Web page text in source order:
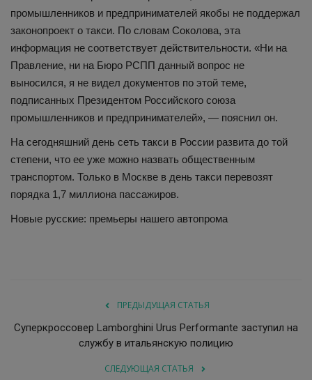
промышленников и предпринимателей якобы не поддержал
законопроект о такси. По словам Соколова, эта
информация не соответствует действительности. «Ни на
Правление, ни на Бюро РСПП данный вопрос не
выносился, я не видел документов по этой теме,
подписанных Президентом Российского союза
промышленников и предпринимателей», — пояснил он.
На сегодняшний день сеть такси в России развита до той
степени, что ее уже можно назвать общественным
транспортом. Только в Москве в день такси перевозят
порядка 1,7 миллиона пассажиров.
Новые русские: премьеры нашего автопрома
ПРЕДЫДУЩАЯ СТАТЬЯ
Суперкроссовер Lamborghini Urus Performante заступил на
службу в итальянскую полицию
СЛЕДУЮЩАЯ СТАТЬЯ